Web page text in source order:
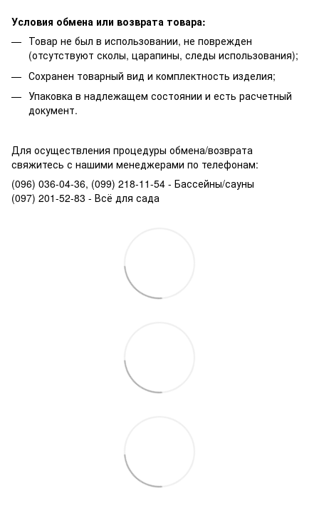
Условия обмена или возврата товара:
Товар не был в использовании, не поврежден
(отсутствуют сколы, царапины, следы использования);
Сохранен товарный вид и комплектность изделия;
Упаковка в надлежащем состоянии и есть расчетный
документ.
Для осуществления процедуры обмена/возврата
свяжитесь с нашими менеджерами по телефонам:
(096) 036-04-36, (099) 218-11-54 - Бассейны/сауны
(097) 201-52-83 - Всё для сада